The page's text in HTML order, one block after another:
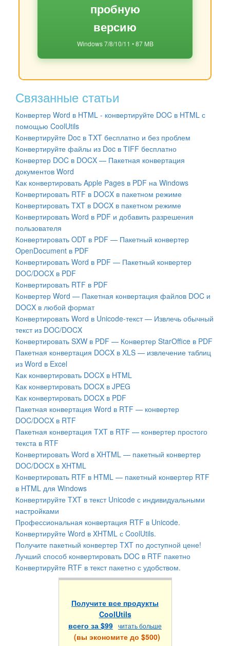
пробную
версию
Windows 7/8/10/11 • 87 MB
Связанные статьи
Конвертер Word в HTML - конвертируйте DOC в HTML с
помощью CoolUtils
Конвертируйте Doc в TXT бесплатно и без проблем
Конвертируйте файлы из Doc в TIFF бесплатно
Конвертер DOC в DOCX — Пакетная конвертация
документов Word
Как конвертировать Apple Pages в PDF на Windows
Конвертировать RTF в DOCX в пакетном режиме
Конвертировать TXT в DOCX в пакетном режиме
Конвертировать Word в PDF и добавить разрешения
пользователя
Конвертировать ODT в PDF — Пакетный конвертер
OpenDocument в PDF
Конвертировать Word в PDF — Пакетный конвертер
DOC/DOCX в PDF
Конвертировать RTF в PDF
Конвертер Word — Пакетная конвертация файлов DOC и
DOCX в любой формат
Конвертировать Word в Unicode-текст — Извлечь обычный
текст из DOC/DOCX
Конвертировать SXW в PDF — Конвертер StarOffice в PDF
Пакетная конвертация DOCX в XLS — извлечение таблиц
из Word в Excel
Как конвертировать DOCX в HTML
Как конвертировать DOCX в JPEG
Как конвертировать DOCX в PDF
Пакетная конвертация Word в RTF — конвертер
DOC/DOCX в RTF
Пакетная конвертация TXT в RTF — конвертер простого
текста в RTF
Конвертировать Word в XHTML — пакетный конвертер
DOC/DOCX в XHTML
Конвертировать RTF в HTML — пакетный конвертер RTF
в HTML для Windows
Конвертируйте TXT в текст Unicode с индивидуальными
настройками
Профессиональная конвертация RTF в Unicode.
Конвертируйте Word в XHTML с CoolUtils.
Получите пакетный конвертер TXT по доступной цене!
Лучший способ конвертировать DOC в RTF пакетно
Конвертируйте RTF в текст пакетно с удобством.
Получите все продукты
CoolUtils
всего за $99 читать больше
(вы экономите до $500)